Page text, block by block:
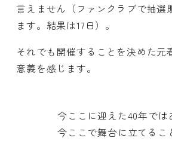
言えません（ファンクラブで抽選
ます。結果は17日）。
それでも開催することを決めた元
意義を感じます。
今ここに迎えた40年では
今ここで舞台に立てるこ